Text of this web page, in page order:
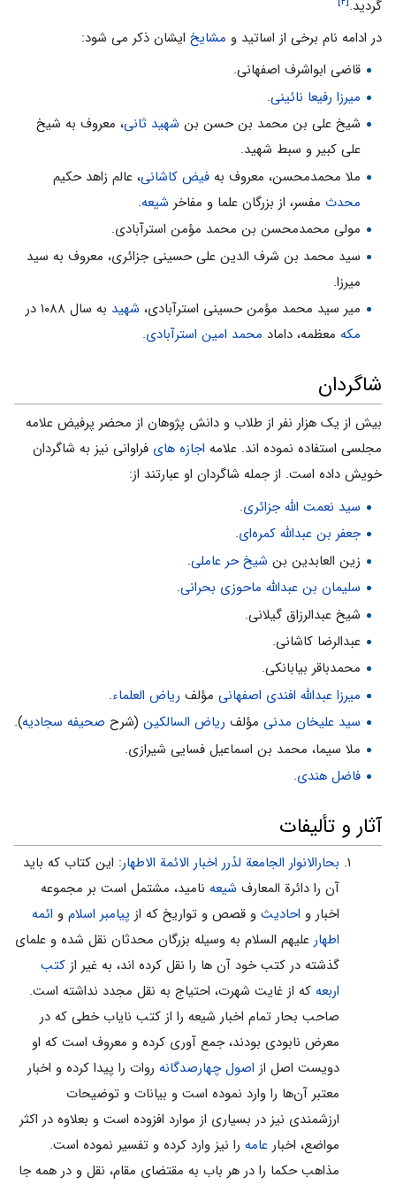
گردید.
در ادامه نام برخی از اساتید و مشایخ ایشان ذکر می شود:
قاضی ابواشرف اصفهانی.
میرزا رفیعا نائینی.
شیخ علی بن محمد بن حسن بن شهید ثانی، معروف به شیخ
علی کبیر و سبط شهید.
ملا محمدمحسن، معروف به فیض کاشانی، عالم زاهد حکیم
محدثمفسر، از بزرگان علما و مفاخر شیعه.
مولی محمدمحسن بن محمد مؤمن استرآبادی.
سید محمد بن شرف الدین علی حسینی جزائری، معروف به سید
میرزا.
میر سید محمد مؤمن حسینی استرآبادی، شهید به سال ۱۰۸۸ در
مکهمعظمه، داماد محمد امین استرآبادی.
شاگردان
بیش از یک هزار نفر از طلاب و دانش پژوهان از محضر پرفیض علامه
مجلسى استفاده نموده اند. علامه اجازه هاى فراوانى نیز به شاگردان
خویش داده است. از جمله شاگردان او عبارتند از:
سید نعمت الله جزائرى.
جعفر بن عبدالله کمره‌اى.
زین العابدین بن شیخ حر عاملى.
سلیمان بن عبدالله ماحوزى بحرانى.
شیخ عبدالرزاق گیلانى.
عبدالرضا کاشانى.
محمدباقر بیابانکى.
میرزا عبدالله افندى اصفهانىمؤلف ریاض العلماء.
سید علیخان مدنىمؤلف ریاض السالکین(شرح صحیفه سجادیه).
ملا سیما، محمد بن اسماعیل فسایى شیرازى.
فاضل هندى.
آثار و تألیفات
بحارالانوار الجامعة لدُرر اخبار الائمة الاطهار: این کتاب که باید
آن را دائرة المعارف شیعهنامید، مشتمل است بر مجموعه
اخبار و احادیثو قصص و تواریخ که از پیامبر اسلامو ائمه
اطهارعلیهم السلام به وسیله بزرگان محدثان نقل شده و علمای
گذشته در کتب خود آن ها را نقل کرده اند، به غیر از کتب
اربعهکه از غایت شهرت، احتیاج به نقل مجدد نداشته است.
صاحب بحار تمام اخبار شیعه را از کتب نایاب خطی که در
معرض نابودی بودند، جمع آوری کرده و معروف است که او
دویست اصل از اصول چهارصدگانهروات را پیدا کرده و اخبار
معتبر آن‌ها را وارد نموده است و بیانات و توضیحات
ارزشمندی نیز در بسیاری از موارد افزوده است و بعلاوه در اکثر
مواضع، اخبار عامهرا نیز وارد کرده و تفسیر نموده است.
مذاهب حکما را در هر باب به مقتضای مقام، نقل و در همه جا